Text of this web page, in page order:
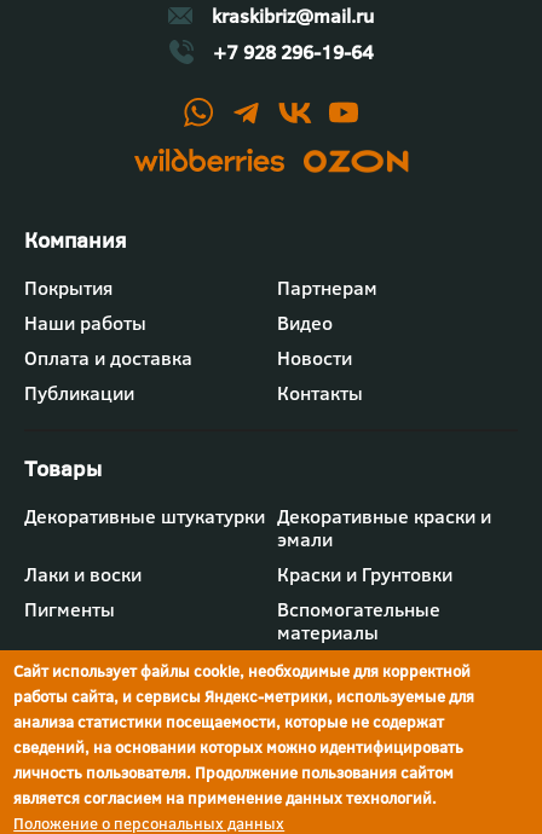
kraskibriz@mail.ru
+7 928 296-19-64
г.Ростов-на-Дону,
ул.Мечникова, д.134
просп. Шолохова, 211/4,
Ростов-на-Дону
Футер
-
меню
"Компания"
Покрытия
Партнерам
Наши работы
Видео
Оплата и доставка
Новости
Публикации
Контакты
Футер
-
меню
"Товары"
Декоративные штукатурки Декоративные краски и
эмали
Лаки и воски
Краски и Грунтовки
Пигменты
Вспомогательные
материалы
Политика конфиденциальности
Сайт использует файлы cookie, необходимые для корректной
работы сайта, и сервисы Яндекс-метрики, используемые для
анализа статистики посещаемости, которые не содержат
сведений, на основании которых можно идентифицировать
личность пользователя. Продолжение пользования сайтом
является согласием на применение данных технологий.
Положение о персональных данных